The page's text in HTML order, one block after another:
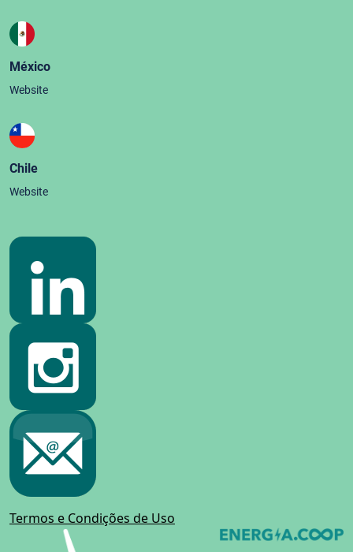
México
Website
Chile
Website
Termos e Condições de Uso